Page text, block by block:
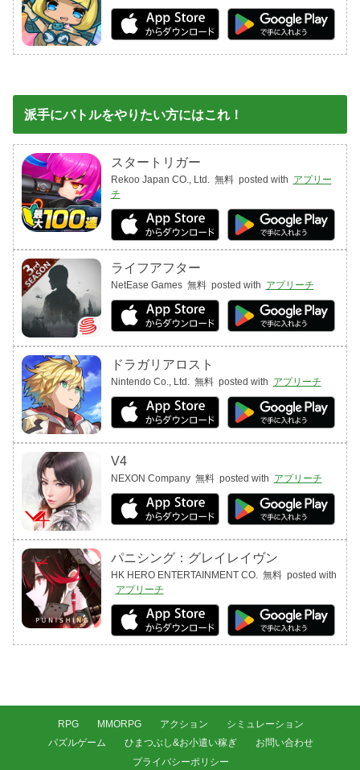
派手にバトルをやりたい方にはこれ！
スタートリガー
Rekoo Japan CO., Ltd. 無料 posted with アプリー
チ
ライフアフター
NetEase Games 無料 posted with アプリーチ
ドラガリアロスト
Nintendo Co., Ltd. 無料 posted with アプリーチ
V4
NEXON Company 無料 posted with アプリーチ
パニシング：グレイレイヴン
HK HERO ENTERTAINMENT CO. 無料 posted with
アプリーチ
RPG MMORPG アクション
シミュレーション
パズルゲーム
ひまつぶし&お小遣い稼ぎ
お問い合わせ
プライバシーポリシー